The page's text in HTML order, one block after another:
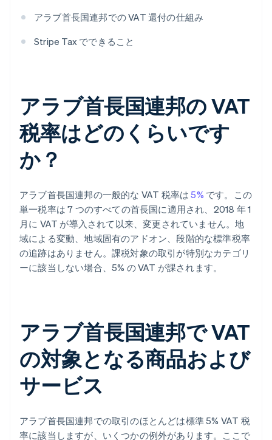
アラブ首長国連邦での VAT 還付の仕組み
Stripe Tax でできること
アラブ首長国連邦の VAT
税率はどのくらいです
か？
アラブ首長国連邦の一般的な VAT 税率は5% です。この
単一税率は 7 つのすべての首長国に適用され、2018 年 1
月に VAT が導入されて以来、変更されていません。地
域による変動、地域固有のアドオン、段階的な標準税率
の追跡はありません。課税対象の取引が特別なカテゴリ
ーに該当しない場合、5% の VAT が課されます。
アラブ首長国連邦で VAT
の対象となる商品および
サービス
アラブ首長国連邦での取引のほとんどは標準 5% VAT 税
率に該当しますが、いくつかの例外があります。ここで